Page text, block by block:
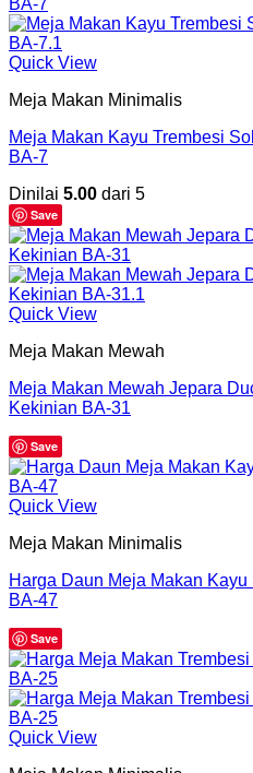
Quick View
Meja Makan Minimalis
Meja Makan Kayu Trembesi
BA-7
Dinilai 5.00 dari 5
Save
Quick View
Meja Makan Mewah
Meja Makan Mewah Jepara
Kekinian BA-31
Save
Quick View
Meja Makan Minimalis
Harga Daun Meja Makan
BA-47
Save
Quick View